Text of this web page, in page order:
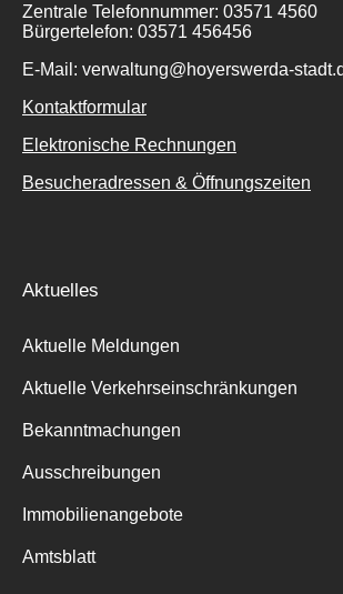
Zentrale Telefonnummer: 03571 4560
Bürgertelefon: 03571 456456
E-Mail: verwaltung@hoyerswerda-
Kontaktformular
Elektronische Rechnungen
Besucheradressen & Öffnungszeiten
Aktuelles
Aktuelle Meldungen
Aktuelle Verkehrseinschränkungen
Bekanntmachungen
Ausschreibungen
Immobilienangebote
Amtsblatt